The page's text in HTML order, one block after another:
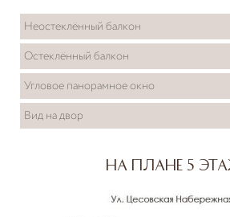
Неостеклённый балкон
Остеклённый балкон
Угловое панорамное окно
Вид на двор
На плане 5